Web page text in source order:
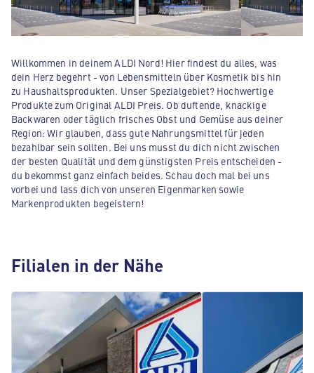
Willkommen in deinem ALDI Nord! Hier findest du alles, was
dein Herz begehrt - von Lebensmitteln über Kosmetik bis hin
zu Haushaltsprodukten. Unser Spezialgebiet? Hochwertige
Produkte zum Original ALDI Preis. Ob duftende, knackige
Backwaren oder täglich frisches Obst und Gemüse aus deiner
Region: Wir glauben, dass gute Nahrungsmittel für jeden
bezahlbar sein sollten. Bei uns musst du dich nicht zwischen
der besten Qualität und dem günstigsten Preis entscheiden -
du bekommst ganz einfach beides. Schau doch mal bei uns
vorbei und lass dich von unseren Eigenmarken sowie
Markenprodukten begeistern!
Filialen in der Nähe